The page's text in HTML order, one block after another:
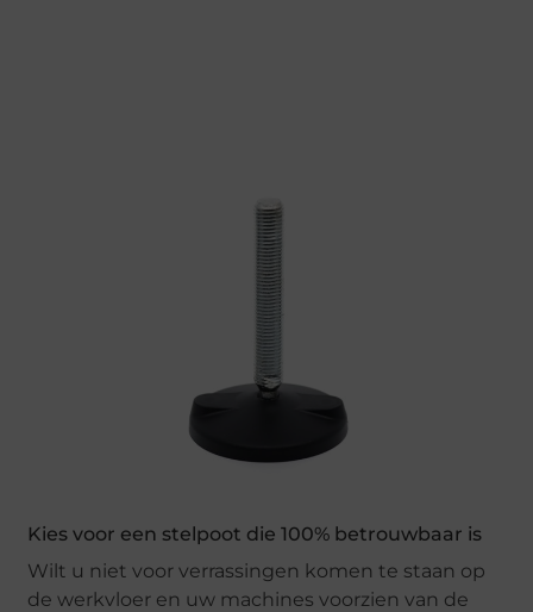
Kies voor een stelpoot die 100% betrouwbaar is
Wilt u niet voor verrassingen komen te staan op
de werkvloer en uw machines voorzien van de